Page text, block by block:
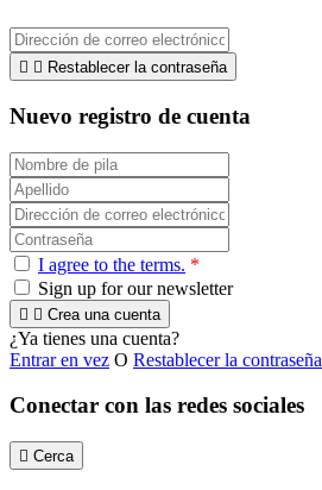
  Restablecer la contraseña
Nuevo registro de cuenta
I agree to the terms. *
Sign up for our newsletter
  Crea una cuenta
¿Ya tienes una cuenta?
Entrar en vez O Restablecer la contraseña
Conectar con las redes sociales
 Cerca